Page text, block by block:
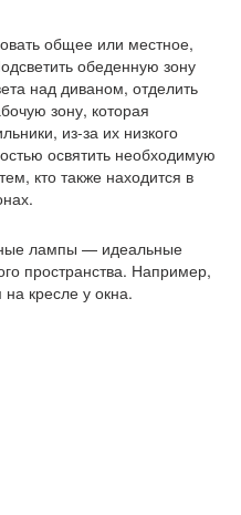
общее или местное,
обеденную зону
над диваном, отделить
зону, которая
из-за их низкого
освятить необходимую
кто также находится в
лампы — идеальные
пространства. Например,
на кресле у окна.